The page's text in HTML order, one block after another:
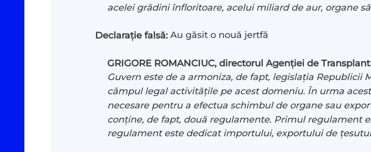
Interviu cu sens
Parlamentul Virtual
Despre noi
Contacte
Donează
acelei grădini înfloritoare, acelui miliard de aur, organe
Declarație falsă: Au găsit o nouă jertfă
GRIGORE ROMANCIUC, directorul Agenției de Transplant
Guvern este de a armoniza, de fapt, legislația Republicii
câmpul legal activitățile pe acest domeniu. În urma
necesare pentru a efectua schimbul de organe sau
conține, de fapt, două regulamente. Primul regulament
regulament este dedicat importului, exportului de